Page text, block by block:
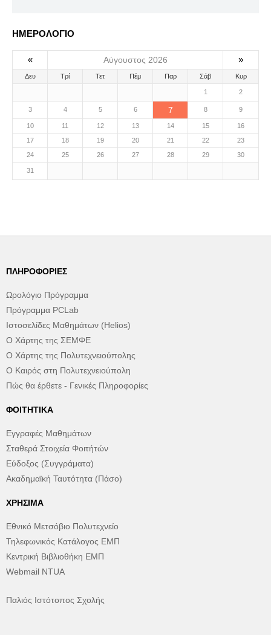
ΗΜΕΡΟΛΟΓΙΟ
« Αύγουστος 2026 »
Δευ Τρί Τετ Πέμ Παρ Σάβ Κυρ
1 2
3 4 5 6 7 8 9
10 11 12 13 14 15
16
17
18 19 20 21 22
23
24
25 26 27 28 29 30
31
ΠΛΗΡΟΦΟΡΊΕΣ
Ωρολόγιο Πρόγραμμα
Πρόγραμμα PCLab
Ιστοσελίδες Μαθημάτων (Helios)
Ο Χάρτης της ΣΕΜΦΕ
Ο Χάρτης της Πολυτεχνειούπολης
Ο Καιρός στη Πολυτεχνειούπολη
Πώς θα έρθετε - Γενικές Πληροφορίες
ΦΟΙΤΗΤΙΚΆ
Εγγραφές Μαθημάτων
Σταθερά Στοιχεία Φοιτήτών
Εύδοξος (Συγγράματα)
Ακαδημαϊκή Ταυτότητα (Πάσο)
ΧΡΉΣΙΜΑ
Εθνικό Μετσόβιο Πολυτεχνείο
Τηλεφωνικός Κατάλογος ΕΜΠ
Κεντρική Βιβλιοθήκη ΕΜΠ
Webmail NTUA
Παλιός Ιστότοπος Σχολής